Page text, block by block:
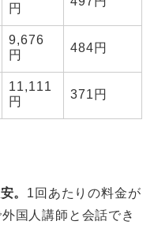
円
9,676
円
484円
11,111
円
371円
。 1回あたりの料金が
国人講師と会話でき